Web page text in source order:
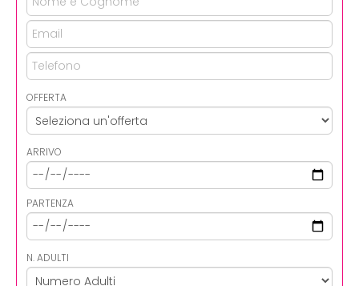
OFFERTA
ARRIVO
PARTENZA
N. ADULTI